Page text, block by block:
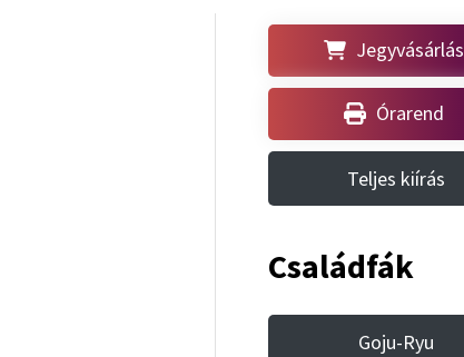
Jegyvásárlás
Órarend
Teljes kiírás
Családfák
Goju-Ryu